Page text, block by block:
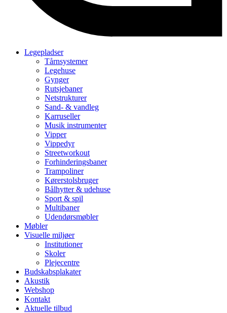
Legepladser
Tårnsystemer
Legehuse
Gynger
Rutsjebaner
Netstrukturer
Sand- & vandleg
Karruseller
Musik instrumenter
Vipper
Vippedyr
Streetworkout
Forhinderingsbaner
Trampoliner
Kørerstolsbruger
Bålhytter & udehuse
Sport & spil
Multibaner
Udendørsmøbler
Møbler
Visuelle miljøer
Institutioner
Skoler
Plejecentre
Budskabsplakater
Akustik
Webshop
Kontakt
Aktuelle tilbud